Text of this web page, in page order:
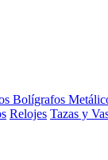
Bolígrafos
Relojes Tazas y